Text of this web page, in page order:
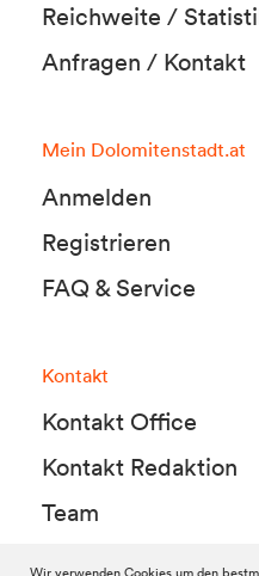
Reichweite /
Anfragen / Kontakt
Mein Dolomitenstadt.at
Anmelden
Registrieren
FAQ & Service
Kontakt
Kontakt Office
Kontakt Redaktion
Team